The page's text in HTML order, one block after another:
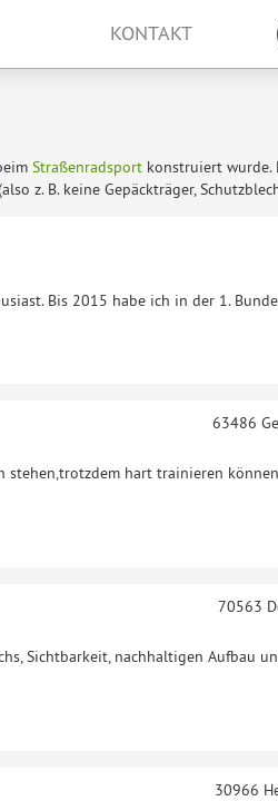
KONTAKT
Straßenradsport konstruiert wurde.
z. B. keine Gepäckträger,
Bis 2015 habe ich in der 1.
stehen,trotzdem hart trainieren
63486
Sichtbarkeit, nachhaltigen Aufbau
70563
30966